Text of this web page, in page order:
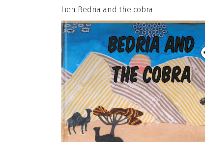
Lien Bedria and the cobra